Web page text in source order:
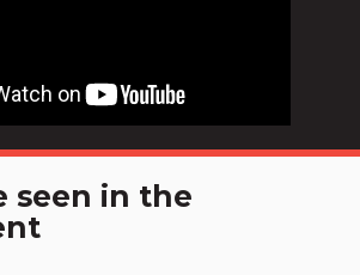
seen in the